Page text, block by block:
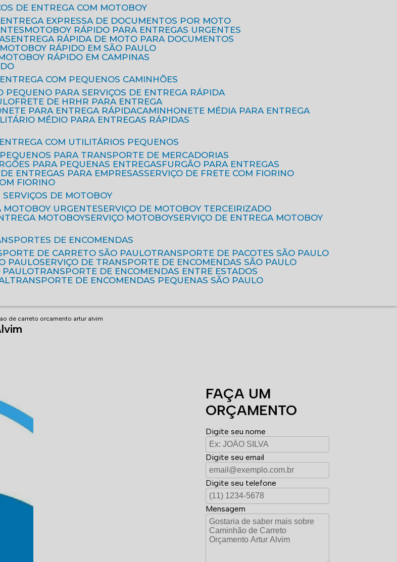
DE ENTREGA COM MOTOBOY
ENTREGA EXPRESSA DE DOCUMENTOS POR MOTO
MOTOBOY RÁPIDO PARA ENTREGAS URGENTES
ENTREGA RÁPIDA DE MOTO PARA DOCUMENTOS
MOTOBOY RÁPIDO EM SÃO PAULO
MOTOBOY RÁPIDO EM CAMPINAS
ENTREGA COM PEQUENOS CAMINHÕES
PEQUENO PARA SERVIÇOS DE ENTREGA RÁPIDA
FRETE DE HR
HR PARA ENTREGA
PARA ENTREGA RÁPIDA
CAMINHONETE MÉDIA PARA ENTREGA
MÉDIO PARA ENTREGAS RÁPIDAS
ENTREGA COM UTILITÁRIOS PEQUENOS
PEQUENOS PARA TRANSPORTE DE MERCADORIAS
PARA PEQUENAS ENTREGAS
FURGÃO PARA ENTREGAS
DE ENTREGAS PARA EMPRESAS
SERVIÇO DE FRETE COM FIORINO
FIORINO
SERVIÇOS DE MOTOBOY
MOTOBOY URGENTE
SERVIÇO DE MOTOBOY TERCEIRIZADO
MOTOBOY SERVIÇO MOTOBOY
SERVIÇO DE ENTREGA MOTOBOY
DE ENCOMENDAS
DE CARRETO SÃO PAULO
TRANSPORTE DE PACOTES SÃO PAULO
PAULO
SERVIÇO DE TRANSPORTE DE ENCOMENDAS SÃO PAULO
PAULO
TRANSPORTE DE ENCOMENDAS ENTRE ESTADOS
TRANSPORTE DE ENCOMENDAS PEQUENAS SÃO PAULO
de carreto orcamento artur alvim
FAÇA UM
ORÇAMENTO
Digite seu nome
Digite seu email
Digite seu telefone
Mensagem